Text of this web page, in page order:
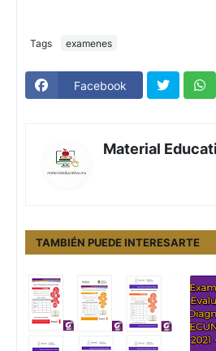
Tags examenes
Facebook
Material
TAMBIÉN PUEDE INTERESARTE